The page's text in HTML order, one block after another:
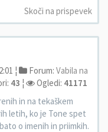
Skoči na prispevek
¦ Forum: Vabila na
43 ¦ Ogledi: 41171
in na tekaškem
letih, ko je Tone spet
o imenih in priimkih.